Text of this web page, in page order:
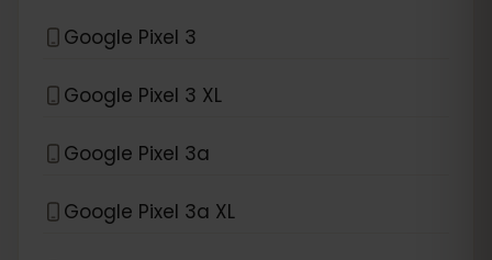
Google Pixel 3
Google Pixel 3 XL
Google Pixel 3a
Google Pixel 3a XL